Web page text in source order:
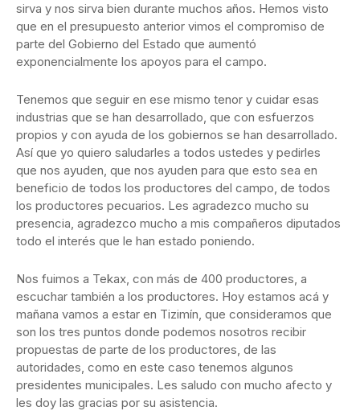
sirva y nos sirva bien durante muchos años. Hemos visto
que en el presupuesto anterior vimos el compromiso de
parte del Gobierno del Estado que aumentó
exponencialmente los apoyos para el campo.
Tenemos que seguir en ese mismo tenor y cuidar esas
industrias que se han desarrollado, que con esfuerzos
propios y con ayuda de los gobiernos se han desarrollado.
Así que yo quiero saludarles a todos ustedes y pedirles
que nos ayuden, que nos ayuden para que esto sea en
beneficio de todos los productores del campo, de todos
los productores pecuarios. Les agradezco mucho su
presencia, agradezco mucho a mis compañeros diputados
todo el interés que le han estado poniendo.
Nos fuimos a Tekax, con más de 400 productores, a
escuchar también a los productores. Hoy estamos acá y
mañana vamos a estar en Tizimín, que consideramos que
son los tres puntos donde podemos nosotros recibir
propuestas de parte de los productores, de las
autoridades, como en este caso tenemos algunos
presidentes municipales. Les saludo con mucho afecto y
les doy las gracias por su asistencia.